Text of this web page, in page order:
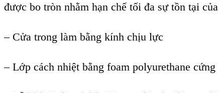
được bo tròn nhằm hạn chế tối đa sự tồn tại
– Cửa trong làm bằng kính chịu lực
– Lớp cách nhiệt bằng foam polyurethane cứng